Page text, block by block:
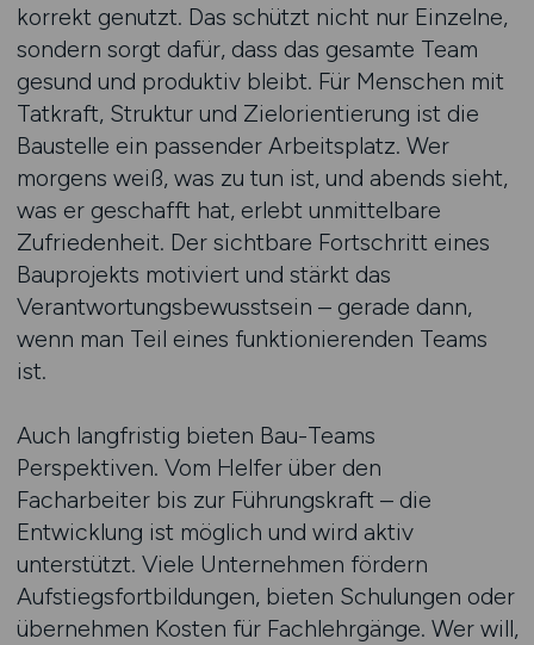
korrekt genutzt. Das schützt nicht nur Einzelne,
sondern sorgt dafür, dass das gesamte Team
gesund und produktiv bleibt. Für Menschen mit
Tatkraft, Struktur und Zielorientierung ist die
Baustelle ein passender Arbeitsplatz. Wer
morgens weiß, was zu tun ist, und abends sieht,
was er geschafft hat, erlebt unmittelbare
Zufriedenheit. Der sichtbare Fortschritt eines
Bauprojekts motiviert und stärkt das
Verantwortungsbewusstsein – gerade dann,
wenn man Teil eines funktionierenden Teams
ist.
Auch langfristig bieten Bau-Teams
Perspektiven. Vom Helfer über den
Facharbeiter bis zur Führungskraft – die
Entwicklung ist möglich und wird aktiv
unterstützt. Viele Unternehmen fördern
Aufstiegsfortbildungen, bieten Schulungen oder
übernehmen Kosten für Fachlehrgänge. Wer will,